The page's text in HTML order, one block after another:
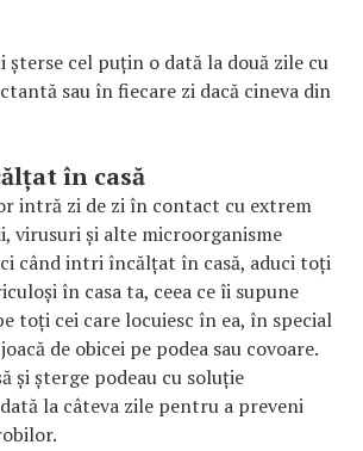
șterse cel puțin o dată la două zile cu
sau în fiecare zi dacă cineva din
în casă
intră zi de zi în contact cu extrem
virusuri și alte microorganisme
când intri încălțat în casă, aduci toți
în casa ta, ceea ce îi supune
toți cei care locuiesc în ea, în special
de obicei pe podea sau covoare.
și șterge podeau cu soluție
la câteva zile pentru a preveni